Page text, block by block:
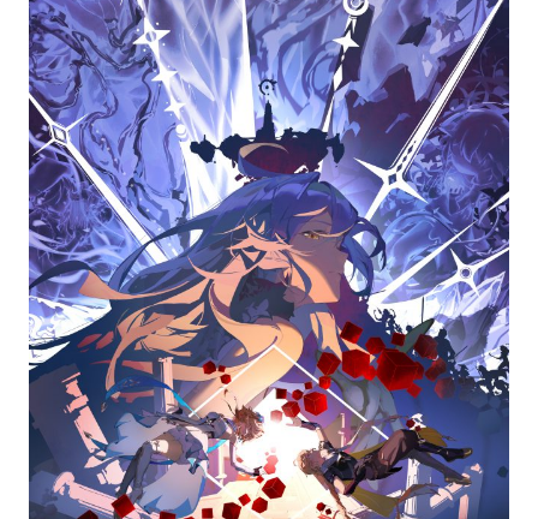
选择图片
标题
分类
标签 (逗号分隔)
常用标签:4K壁纸 Bizhi Gallery 拾光壁纸 HDQwalls 4K Hd 通用